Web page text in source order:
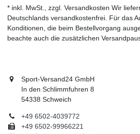
* inkl. MwSt., zzgl. Versandkosten Wir
Deutschlands versandkostenfrei. Für das
Konditionen, die beim Bestellvorgang
beachte auch die zusätzlichen
Sport-Versand24 GmbH
In den Schlimmfuhren 8
54338 Schweich
+49 6502-4039772
+49 6502-99966221